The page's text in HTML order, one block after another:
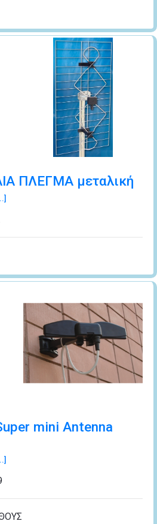
ΠΛΕΓΜΑ μεταλική
mini Antenna